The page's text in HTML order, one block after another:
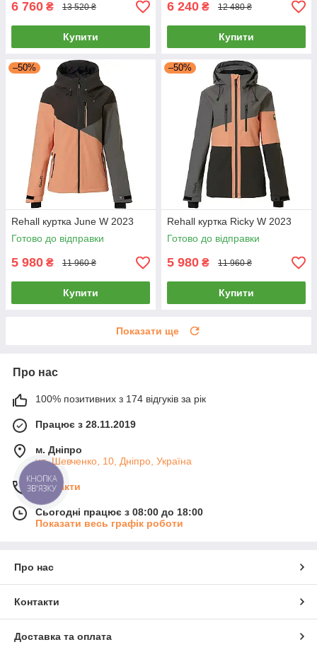
6 760 ₴ 13 520 ₴
Купити
6 240 ₴ 12 480 ₴
Купити
–50%
Rehall куртка June W 2023
Готово до відправки
5 980 ₴ 11 960 ₴
Купити
–50%
Rehall куртка Ricky W 2023
Готово до відправки
5 980 ₴ 11 960 ₴
Купити
Показати ще
Про нас
100% позитивних з 174 відгуків за рік
Працює з 28.11.2019
м. Дніпро
ул. Шевченко, 10, Дніпро, Україна
Контакти
Сьогодні працює з 08:00 до 18:00
Показати весь графік роботи
Про нас
Контакти
Доставка та оплата
КНОПКА
ЗВ'ЯЗКУ